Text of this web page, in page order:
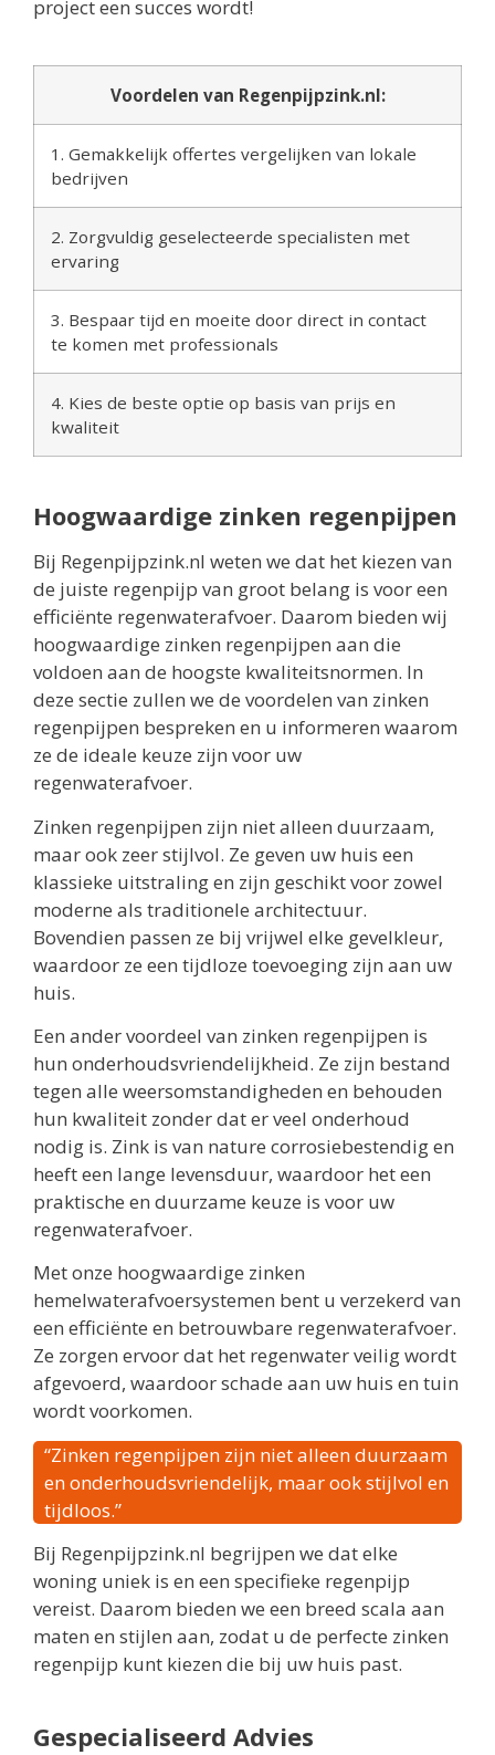
project een succes wordt!
Voordelen van Regenpijpzink.nl:
1. Gemakkelijk offertes vergelijken van lokale
bedrijven
2. Zorgvuldig geselecteerde specialisten met
ervaring
3. Bespaar tijd en moeite door direct in contact
te komen met professionals
4. Kies de beste optie op basis van prijs en
kwaliteit
Hoogwaardige zinken regenpijpen
Bij Regenpijpzink.nl weten we dat het kiezen van
de juiste regenpijp van groot belang is voor een
efficiënte regenwaterafvoer. Daarom bieden wij
hoogwaardige zinken regenpijpen aan die
voldoen aan de hoogste kwaliteitsnormen. In
deze sectie zullen we de voordelen van zinken
regenpijpen bespreken en u informeren waarom
ze de ideale keuze zijn voor uw
regenwaterafvoer.
Zinken regenpijpen zijn niet alleen duurzaam,
maar ook zeer stijlvol. Ze geven uw huis een
klassieke uitstraling en zijn geschikt voor zowel
moderne als traditionele architectuur.
Bovendien passen ze bij vrijwel elke gevelkleur,
waardoor ze een tijdloze toevoeging zijn aan uw
huis.
Een ander voordeel van zinken regenpijpen is
hun onderhoudsvriendelijkheid. Ze zijn bestand
tegen alle weersomstandigheden en behouden
hun kwaliteit zonder dat er veel onderhoud
nodig is. Zink is van nature corrosiebestendig en
heeft een lange levensduur, waardoor het een
praktische en duurzame keuze is voor uw
regenwaterafvoer.
Met onze hoogwaardige zinken
hemelwaterafvoersystemen bent u verzekerd van
een efficiënte en betrouwbare regenwaterafvoer.
Ze zorgen ervoor dat het regenwater veilig wordt
afgevoerd, waardoor schade aan uw huis en tuin
wordt voorkomen.
“Zinken regenpijpen zijn niet alleen duurzaam
en onderhoudsvriendelijk, maar ook stijlvol en
tijdloos.”
Bij Regenpijpzink.nl begrijpen we dat elke
woning uniek is en een specifieke regenpijp
vereist. Daarom bieden we een breed scala aan
maten en stijlen aan, zodat u de perfecte zinken
regenpijp kunt kiezen die bij uw huis past.
Gespecialiseerd Advies